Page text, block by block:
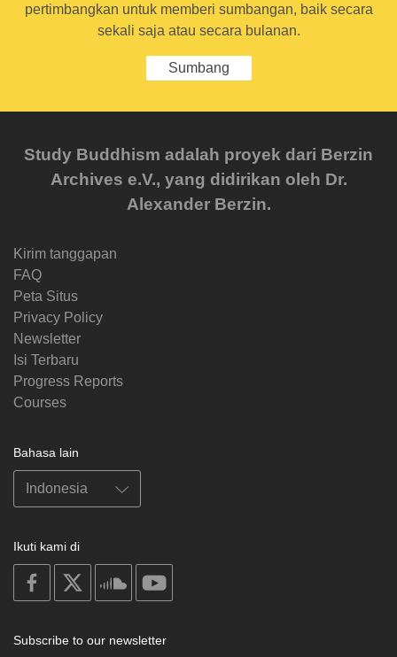
pertimbangkan untuk memberi sumbangan, baik secara
sekali saja atau secara bulanan.
Sumbang
Study Buddhism adalah proyek dari Berzin
Archives e.V., yang didirikan oleh Dr.
Alexander Berzin.
Kirim tanggapan
FAQ
Peta Situs
Privacy Policy
Newsletter
Isi Terbaru
Progress Reports
Courses
Bahasa lain
Ikuti kami di
on
facebook
soundcloud
Subscribe to our newsletter